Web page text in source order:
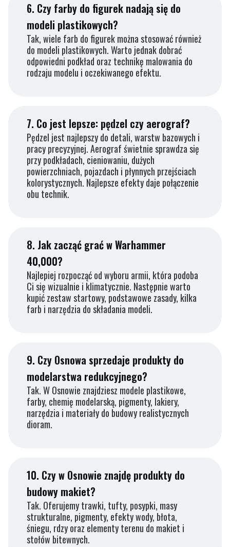
6. Czy farby do figurek nadają się do
modeli plastikowych?
Tak, wiele farb do figurek można stosować również
do modeli plastikowych. Warto jednak dobrać
odpowiedni podkład oraz technikę malowania do
rodzaju modelu i oczekiwanego efektu.
7. Co jest lepsze: pędzel czy aerograf?
Pędzel jest najlepszy do detali, warstw bazowych i
pracy precyzyjnej. Aerograf świetnie sprawdza się
przy podkładach, cieniowaniu, dużych
powierzchniach, pojazdach i płynnych przejściach
kolorystycznych. Najlepsze efekty daje połączenie
obu technik.
8. Jak zacząć grać w Warhammer
40,000?
Najlepiej rozpocząć od wyboru armii, która podoba
Ci się wizualnie i klimatycznie. Następnie warto
kupić zestaw startowy, podstawowe zasady, kilka
farb i narzędzia do składania modeli.
9. Czy Osnowa sprzedaje produkty do
modelarstwa redukcyjnego?
Tak. W Osnowie znajdziesz modele plastikowe,
farby, chemię modelarską, pigmenty, lakiery,
narzędzia i materiały do budowy realistycznych
dioram.
10. Czy w Osnowie znajdę produkty do
budowy makiet?
Tak. Oferujemy trawki, tufty, posypki, masy
strukturalne, pigmenty, efekty wody, błota,
śniegu, rdzy oraz elementy terenu do makiet i
stołów bitewnych.